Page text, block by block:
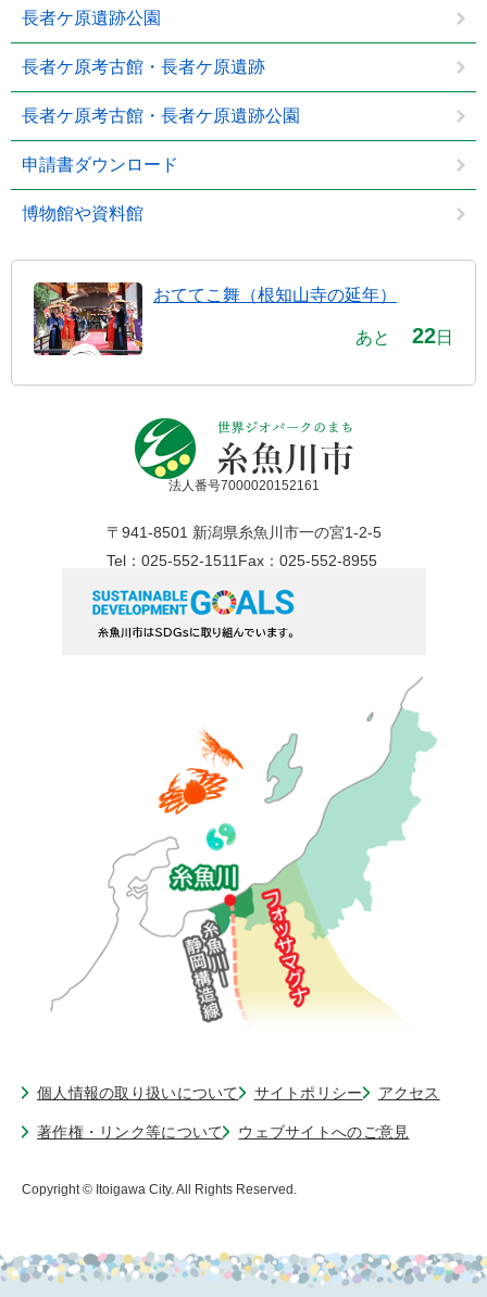
長者ケ原遺跡公園
長者ケ原考古館・長者ケ原遺跡
長者ケ原考古館・長者ケ原遺跡公園
申請書ダウンロード
博物館や資料館
おててこ舞（根知山寺の延年）
あと 22日
法人番号7000020152161
〒941-8501 新潟県糸魚川市一の宮1-2-5
Tel：025-552-1511 Fax：025-552-8955
個人情報の取り扱いについて サイトポリシー アクセス
著作権・リンク等について ウェブサイトへのご意見
Copyright © Itoigawa City. All Rights Reserved.